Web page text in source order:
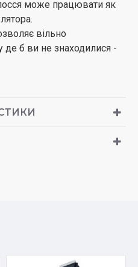
може працювати як
вільно
б ви не знаходилися -